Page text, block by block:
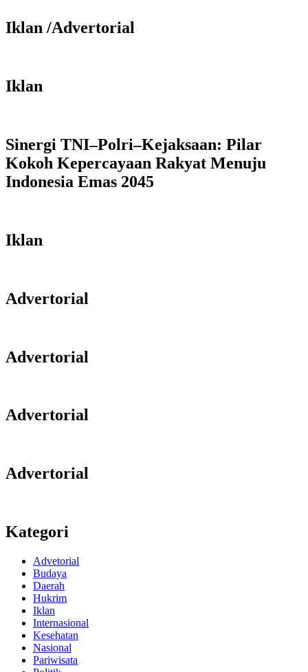
Iklan /Advertorial
Iklan
Sinergi TNI–Polri–Kejaksaan: Pilar
Kokoh Kepercayaan Rakyat Menuju
Indonesia Emas 2045
Iklan
Advertorial
Advertorial
Advertorial
Advertorial
Kategori
Advetorial
Budaya
Daerah
Hukrim
Iklan
Internasional
Kesehatan
Nasional
Pariwisata